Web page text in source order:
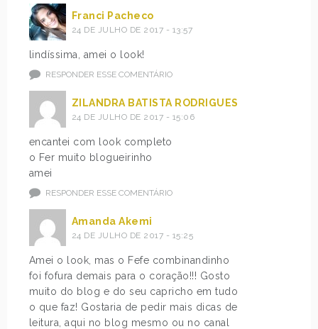
Franci Pacheco
24 DE JULHO DE 2017 - 13:57
lindíssima, amei o look!
RESPONDER ESSE COMENTÁRIO
ZILANDRA BATISTA RODRIGUES
24 DE JULHO DE 2017 - 15:06
encantei com look completo
o Fer muito blogueirinho
amei
RESPONDER ESSE COMENTÁRIO
Amanda Akemi
24 DE JULHO DE 2017 - 15:25
Amei o look, mas o Fefe combinandinho
foi fofura demais para o coração!!! Gosto
muito do blog e do seu capricho em tudo
o que faz! Gostaria de pedir mais dicas de
leitura, aqui no blog mesmo ou no canal